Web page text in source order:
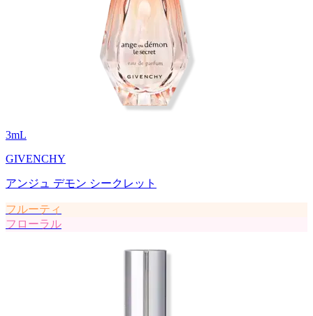
3mL
GIVENCHY
アンジュ デモン シークレット
フルーティ
フローラル